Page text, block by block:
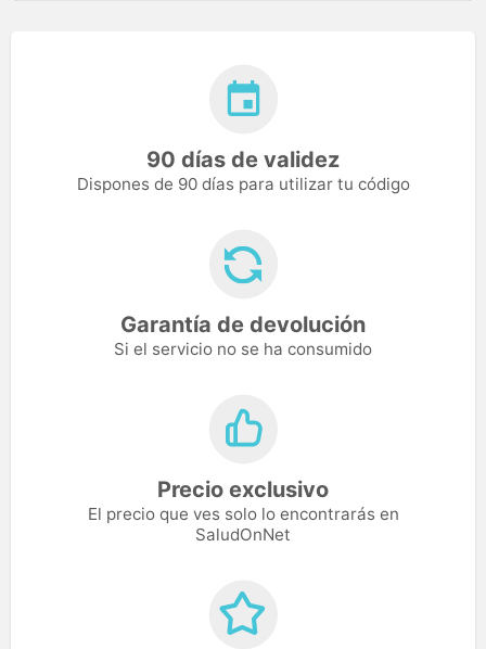
90 días de validez
Dispones de 90 días para utilizar tu código
Garantía de devolución
Si el servicio no se ha consumido
Precio exclusivo
El precio que ves solo lo encontrarás en
SaludOnNet